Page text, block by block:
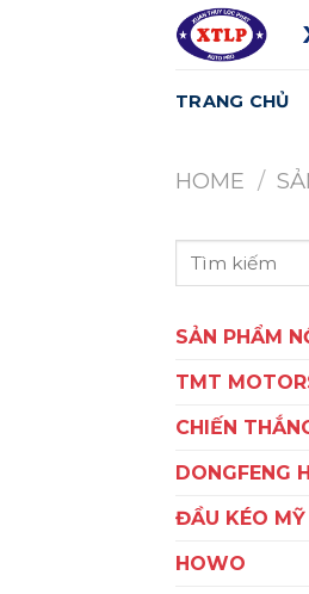
TRANG CHỦ
HOME /
Search
SẢN PHẨM
TMT
CHIẾN
DONGFENG
ĐẦU KÉO MỸ
HOWO